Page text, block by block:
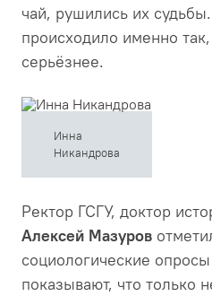
чай, рушились их
происходило именно
серьёзнее.
Инна
Никандрова
Ректор ГСГУ, доктор
Алексей Мазуров
социологические
показывают, что только